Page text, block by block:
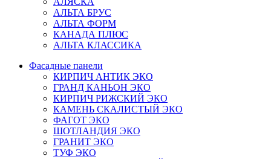
АЛЬТА БРУС
АЛЬТА ФОРМ
КАНАДА ПЛЮС
АЛЬТА КЛАССИКА
Фасадные панели
КИРПИЧ АНТИК ЭКО
ГРАНД КАНЬОН ЭКО
КИРПИЧ РИЖСКИЙ ЭКО
КАМЕНЬ СКАЛИСТЫЙ ЭКО
ФАГОТ ЭКО
ШОТЛАНДИЯ ЭКО
ГРАНИТ ЭКО
ТУФ ЭКО